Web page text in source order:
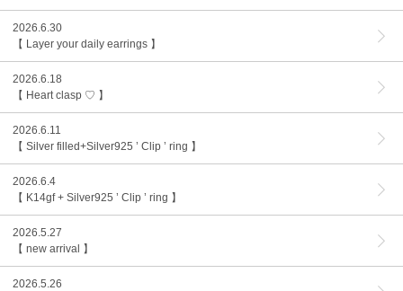
2026.6.30
【 Layer your daily earrings 】
2026.6.18
【 Heart clasp ♡ 】
2026.6.11
【 Silver filled+Silver925 ’ Clip ’ ring 】
2026.6.4
【 K14gf + Silver925 ’ Clip ’ ring 】
2026.5.27
【 new arrival 】
2026.5.26